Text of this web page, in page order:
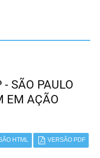
SÃO PAULO
EM AÇÃO
HTML VERSÃO PDF